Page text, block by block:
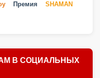
Премия SHAMAN
В СОЦИАЛЬНЫХ